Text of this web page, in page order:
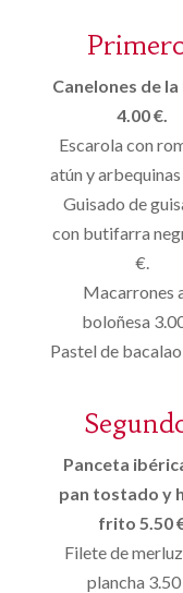
Canelones de la
4.00 €.
Escarola con
atún y
Guisado de
con butifarra
€.
Macarrones
boloñesa
Pastel de
Panceta
pan tostado y
frito 5.50
Filete de
plancha